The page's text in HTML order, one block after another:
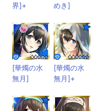
界]+
めき]
[華燭の水
無月]
[華燭の水
無月]+